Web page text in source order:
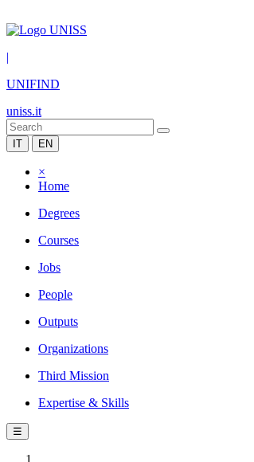
|
UNIFIND
uniss.it
IT EN
×
Home
Degrees
Courses
Jobs
People
Outputs
Organizations
Third Mission
Expertise & Skills
☰